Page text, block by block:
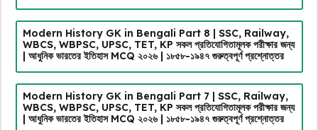
Modern History GK in Bengali Part 8 | SSC, Railway,
WBCS, WBPSC, UPSC, TET, KP সকল প্রতিযোগিতামূলক পরীক্ষার জন্য
| আধুনিক ভারতের ইতিহাস MCQ ২০২৬ | ১৮৫৮-১৯৪৭ গুরুত্বপূর্ণ প্রশ্নোত্তর
Modern History GK in Bengali Part 7 | SSC, Railway,
WBCS, WBPSC, UPSC, TET, KP সকল প্রতিযোগিতামূলক পরীক্ষার জন্য
| আধুনিক ভারতের ইতিহাস MCQ ২০২৬ | ১৮৫৮-১৯৪৭ গুরুত্বপূর্ণ প্রশ্নোত্তর